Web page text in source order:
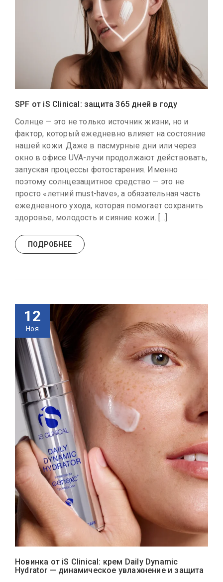
SPF от iS Clinical: защита 365 дней в году
Солнце — это не только источник жизни, но и
фактор, который ежедневно влияет на состояние
нашей кожи. Даже в пасмурные дни или через
окно в офисе UVA-лучи продолжают действовать,
запуская процессы фотостарения. Именно
поэтому солнцезащитное средство — это не
просто «летний must-have», а обязательная часть
ежедневного ухода, которая помогает сохранить
здоровье, молодость и сияние кожи. […]
ПОДРОБНЕЕ
12
Ноя
Новинка от iS Clinical: крем Daily Dynamic
Hydrator — динамическое увлажнение и защита